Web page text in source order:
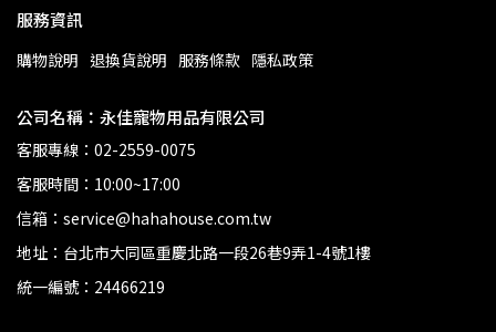
服務資訊
購物說明 退換貨說明 服務條款 隱私政策
公司名稱：永佳寵物用品有限公司
客服專線：02-2559-0075
客服時間：10:00~17:00
信箱：service@hahahouse.com.tw
地址：台北市大同區重慶北路一段26巷9弄1-4號1樓
統一編號：24466219